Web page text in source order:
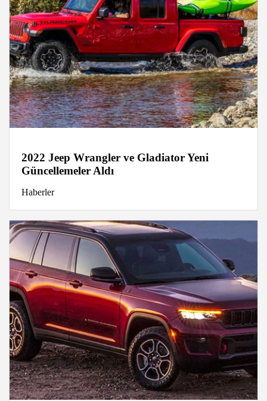
2022 Jeep Wrangler ve Gladiator Yeni
Güncellemeler Aldı
Haberler